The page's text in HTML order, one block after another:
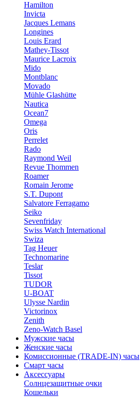
Hamilton
Invicta
Jacques Lemans
Longines
Louis Erard
Mathey-Tissot
Maurice Lacroix
Mido
Montblanc
Movado
Mühle Glashütte
Nautica
Ocean7
Omega
Oris
Perrelet
Rado
Raymond Weil
Revue Thommen
Roamer
Romain Jerome
S.T. Dupont
Salvatore Ferragamo
Seiko
Sevenfriday
Swiss Watch International
Swiza
Tag Heuer
Technomarine
Teslar
Tissot
TUDOR
U-BOAT
Ulysse Nardin
Victorinox
Zenith
Zeno-Watch Basel
Мужские часы
Женские часы
Комиссионные (TRADE-IN) часы
Смарт часы
Аксессуары
Солнцезащитные очки
Кошельки